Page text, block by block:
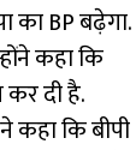
का BP बढ़ेगा.
कहा कि
दी है.
कहा कि बीपी